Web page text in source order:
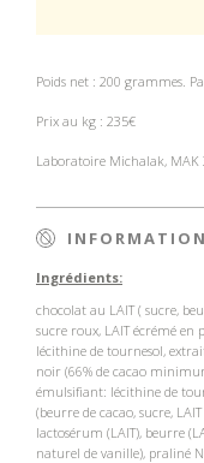
Poids net : 200 grammes.
Prix au kg : 235€
Laboratoire Michalak, MAK
Ingrédients:
chocolat au LAIT ( sucre,
sucre roux, LAIT écrémé en
lécithine de tournesol,
noir (66% de cacao
émulsifiant: lécithine de
(beurre de cacao, sucre,
lactosérum (LAIT), beurre
naturel de vanille), praliné